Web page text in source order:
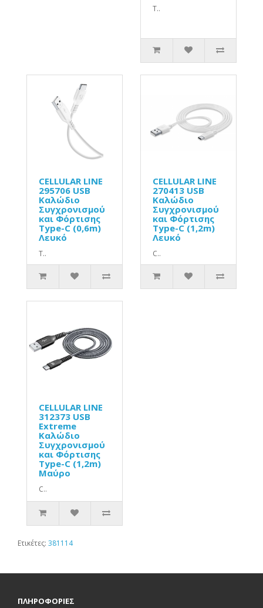
T..
CELLULAR LINE
295706 USB
Καλώδιο
Συγχρονισμού
και Φόρτισης
Type-C (0,6m)
Λευκό
Τ..
CELLULAR LINE
270413 USB
Καλώδιο
Συγχρονισμού
και Φόρτισης
Type-C (1,2m)
Λευκό
C..
CELLULAR LINE
312373 USB
Extreme
Καλώδιο
Συγχρονισμού
και Φόρτισης
Type-C (1,2m)
Μαύρο
C..
Ετικέτες: 381114
ΠΛΗΡΟΦΟΡΙΕΣ